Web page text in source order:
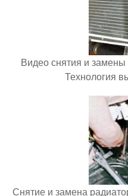
Видео снятия и замены
Технология
Снятие и замена